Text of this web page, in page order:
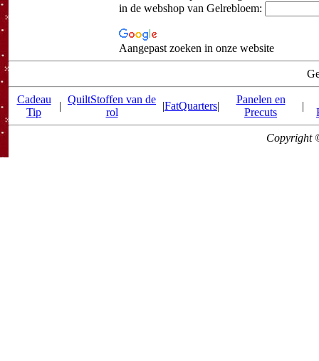
in de webshop van Gelrebloem:
Aangepast zoeken in onze website
Cadeau
Tip
|
QuiltStoffen van de
rol
|FatQuarters|
Panelen en
Precuts
|
Copyright